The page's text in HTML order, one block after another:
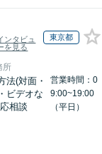
ンタビュ
を見る
東京都
所
法(対面・
ビデオな
相談
営業時間：0
9:00~19:00
（平日）